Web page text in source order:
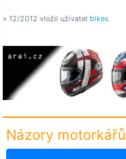
» 12/2012 vložil uživatel bikes
Názory motorkářů